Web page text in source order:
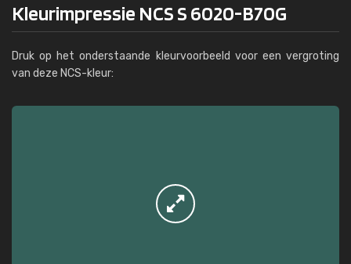
Kleurimpressie NCS S 6020-B70G
Druk op het onderstaande kleurvoorbeeld voor een vergroting
van deze NCS-kleur: